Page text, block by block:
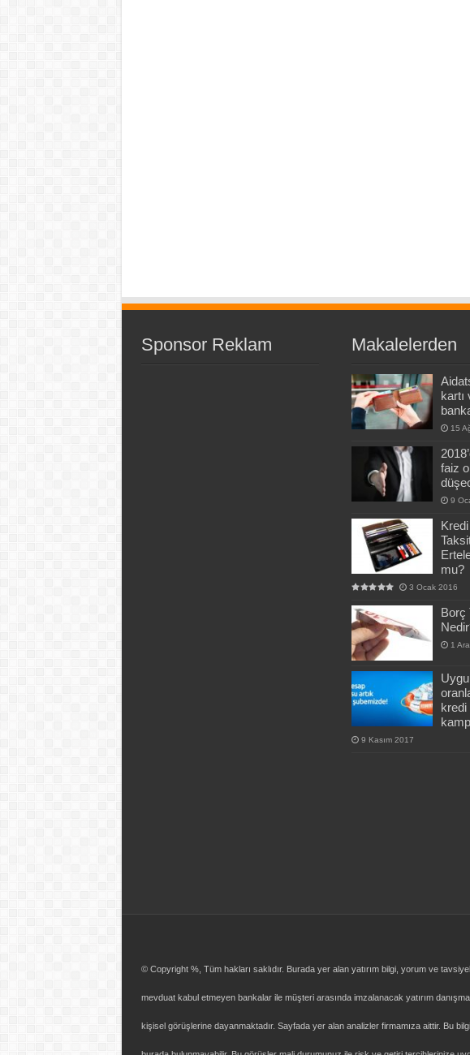
Sponsor Reklam Makalelerden
kartı
15
faiz
9
Kredi
mu?
3 Ocak 2016
Borç
1
kredi
9 Kasım 2017
© Copyright %, Tüm hakları saklıdır. Burada yer alan yatırım bilgi, yorum ve
mevduat kabul etmeyen bankalar ile müşteri arasında imzalanacak yatırım
kişisel görüşlerine dayanmaktadır. Sayfada yer alan analizler firmamıza aittir. Bu